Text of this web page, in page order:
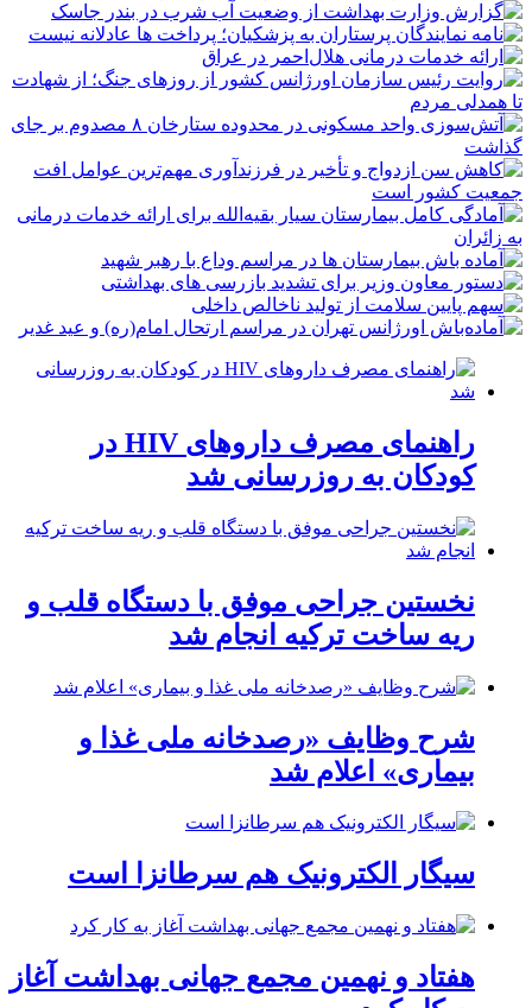
راهنمای مصرف داروهای HIV در
کودکان به روزرسانی شد
نخستین جراحی موفق با دستگاه قلب و
ریه ساخت ترکیه انجام شد
شرح وظایف «رصدخانه ملی غذا و
بیماری» اعلام شد
سیگار الکترونیک هم سرطانزا است
هفتاد و نهمین مجمع جهانی بهداشت آغاز